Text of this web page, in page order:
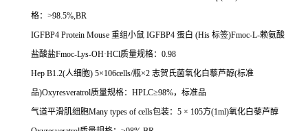
格： >98.5%,BR
IGFBP4 Protein Mouse 重组小鼠 IGFBP4 蛋白 (His 标签)Fmoc-L-赖氨酸
盐酸盐Fmoc-Lys-OH·HCl质量规格： 0.98
Hep B1.2(人细胞) 5×106cells/瓶×2 志贺氏菌氧化白藜芦醇(标准
品)Oxyresveratrol质量规格： HPLC≥98%，标准品
气道平滑肌细胞Many types of cells包装： 5 × 105方(1ml)氧化白藜芦醇